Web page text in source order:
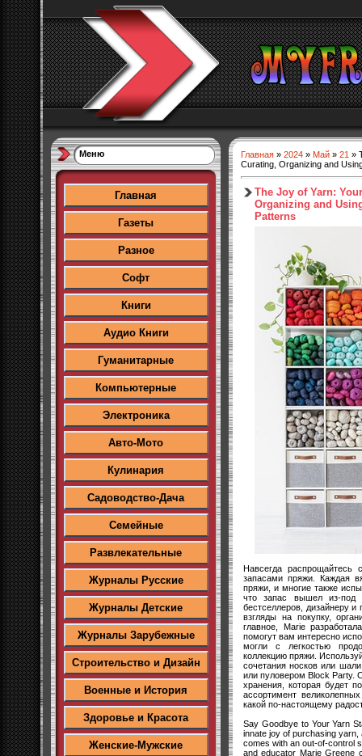
Меню
Главная
Газеты
Разное
Софт
Книги
Аудио Книги
Гуманитарные
Компьютерные
Электроника
Авто-Мото
Кулинария
Садоводство-Дача
Семейные
Развлекательные
Журналы Русские
Журналы Детские
Журналы Зарубежные
Строительство и Дизайн
Военные и История
Здоровье и Красота
Женские-Мужские
Главная » 2024 » Май » 21 »
Curating, Organizing and
The Joy of Yarn:
Organizing and
Patterns
Навсегда распрощайтесь
запасами пряжи. Каждая
пряжи, и многие также
что запас вышел из-под
бестселлеров, дизайнеру и
взгляды на покупку,
главное, Marie
помогут вам интересно
могли с легкостью
коллекцию пряжи.
сочетания носков или
или пуловером Block Party.
хранения, которая будет
ассортимент
какой по-настоящему
Say Goodbye to Your Yarn
innate joy of purchasing
comes with an out-of-control
and educator Marie Greene